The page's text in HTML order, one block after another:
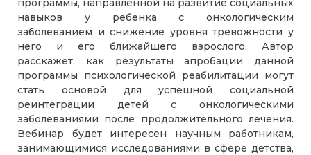
навыков у ребенка с онкологическим
заболеванием и снижение уровня тревожности у
него и его ближайшего взрослого. Автор
расскажет, как результаты апробации данной
программы психологической реабилитации могут
стать основой для успешной социальной
реинтеграции детей с онкологическими
заболеваниями после продолжительного лечения.
Вебинар будет интересен научным работникам,
занимающимися исследованиями в сфере детства,